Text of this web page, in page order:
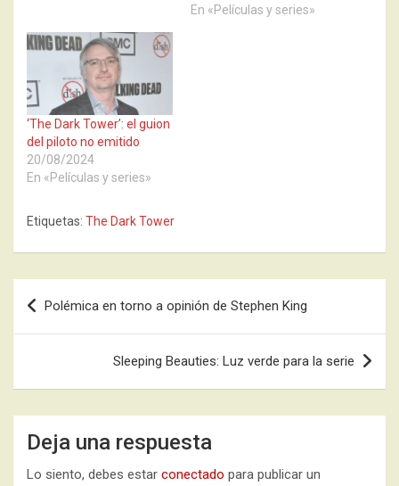
En «Películas y series»
‘The Dark Tower’: el guion
del piloto no emitido
20/08/2024
En «Películas y series»
Etiquetas: The Dark Tower
Navegación
de
Polémica en torno a opinión de Stephen King
Sleeping Beauties: Luz verde para la serie
Deja una respuesta
Lo siento, debes estar conectado para publicar un